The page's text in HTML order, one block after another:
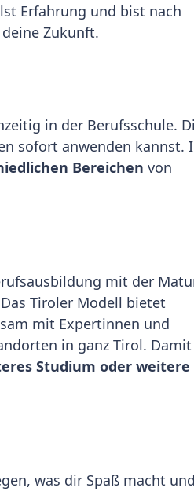
Erfahrung und bist nach
Zukunft.
in der Berufsschule.
sofort anwenden kannst.
Bereichen von
mit der
Tiroler Modell bietet
mit Expertinnen und
in ganz Tirol. Damit
Studium oder weitere
was dir Spaß macht